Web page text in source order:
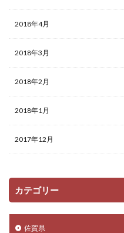
2018年4月
2018年3月
2018年2月
2018年1月
2017年12月
カテゴリー
佐賀県